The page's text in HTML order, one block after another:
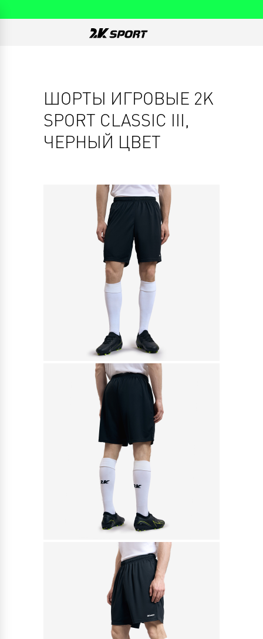
ШОРТЫ ИГРОВЫЕ 2K
SPORT CLASSIC III,
ЧЕРНЫЙ ЦВЕТ